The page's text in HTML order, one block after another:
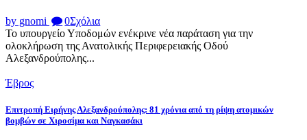
by gnomi 0Σχόλια
Το υπουργείο Υποδομών ενέκρινε νέα παράταση για την
ολοκλήρωση της Ανατολικής Περιφερειακής Οδού
Αλεξανδρούπολης...
Έβρος
Επιτροπή Ειρήνης Αλεξανδρούπολης: 81 χρόνια από τη ρίψη ατομικών
βομβών σε Χιροσίμα και Ναγκασάκι